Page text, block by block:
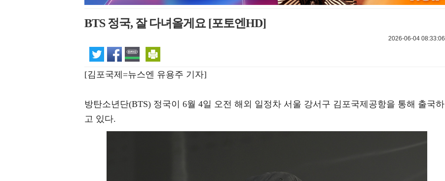
BTS 정국, 잘 다녀올게요 [포토엔HD]
2026-06-04 08:33:06
[김포국제=뉴스엔 유용주 기자]
방탄소년단(BTS) 정국이 6월 4일 오전 해외 일정차 서울 강서구 김포국제공항을 통해 출국하
고 있다.